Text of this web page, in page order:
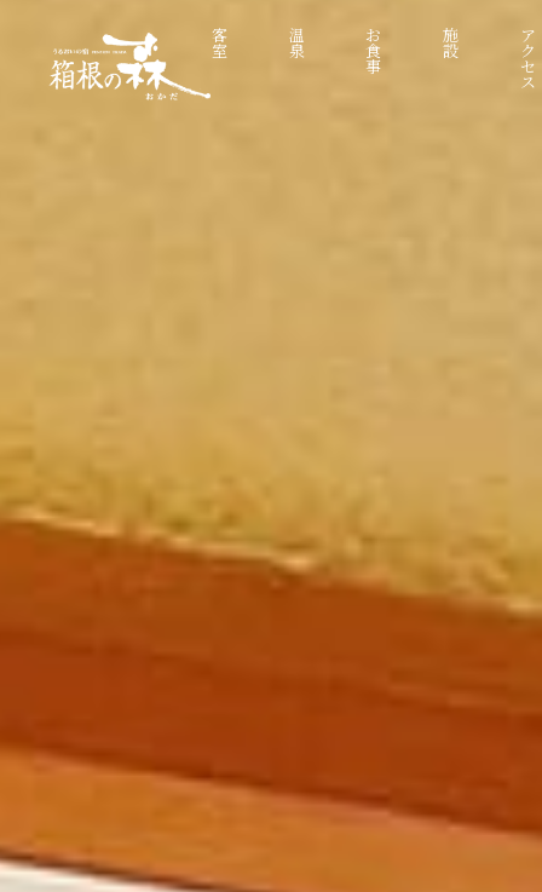
客
室
温
泉
お
食
事
施
設
ア
ク
セ
ス